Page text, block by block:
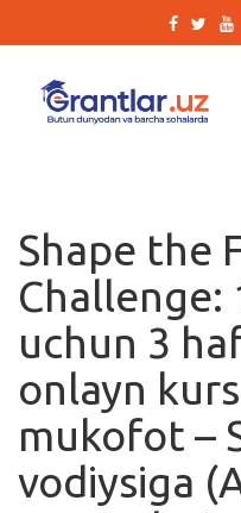
Ishlar
Kurslar
Blog
Yana
Shape the
Challenge:
uchun 3
onlayn
mukofot –
vodiysiga